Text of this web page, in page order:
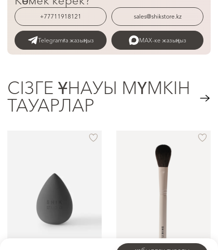
+77711918121 sales@shikstore.kz
Telegramға жазыңыз MAX-ке жазыңыз
СІЗГЕ ҰНАУЫ МҮМКІН
ТАУАРЛАР